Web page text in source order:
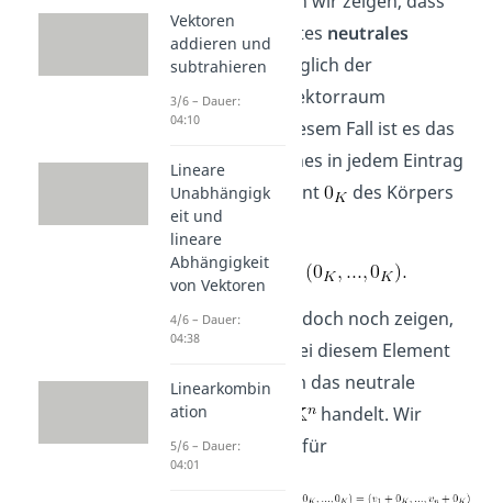
ein sogenanntes neutrales
Elementbezüglich der
Addition im Vektorraum
existiert. In diesem Fall ist es das
welches in jedem Eintrag
das Nullelement
des Körpers
stehen hat:
Wir müssen jedoch noch zeigen,
dass es sich bei diesem Element
tatsächlich um das neutrale
Element von
handelt. Wir
betrachten dafür
Vektoren
addieren und
subtrahieren
3/6 – Dauer:
04:10
Lineare
Unabhängigk
eit und
lineare
Abhängigkeit
von Vektoren
4/6 – Dauer:
04:38
Linearkombin
ation
5/6 – Dauer:
04:01